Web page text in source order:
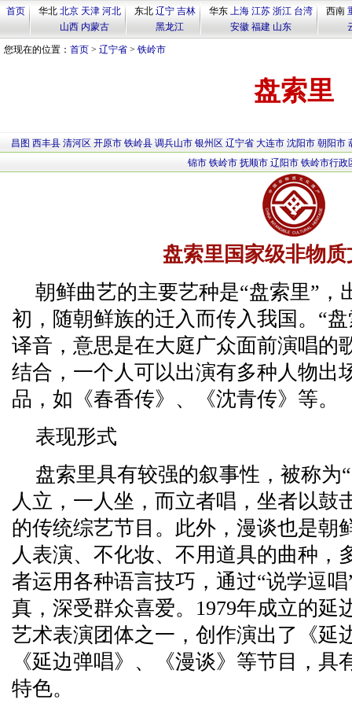
首页 华北 北京 天津 河北
山西 内蒙古
东北 辽宁 吉林
黑龙江
华东 上海 江苏 浙江 台湾
安徽 福建 山东
西南
您现在的位置： 首页 > 辽宁省 > 铁岭市
盘索里
昌图 西丰县 清河区 开原市 铁岭县 调兵山市 银州区 辽宁省 大连市 沈阳市 朝阳市
锦市 铁岭市 抚顺市 辽阳市 铁岭市行政
盘索里国家级非物
朝鲜曲艺的主要艺种是“盘索里”，
初，随朝鲜族的迁入而传入我国。“
译音，意思是在大庭广众面前演唱的
结合，一个人可以出演有多种人物出
品，如《春香传》、《沈青传》等。
表现形式
盘索里具有较强的叙事性，被称为
人立，一人坐，而立者唱，坐者以鼓
的传统综艺节目。此外，漫谈也是朝
人表演、不化妆、不用道具的曲种，
者运用各种语言技巧，通过“说学逗
真，深受群众喜爱。1979年成立的延
艺术表演团体之一，创作演出了《延
《延边弹唱》、《漫谈》等节目，
特色。